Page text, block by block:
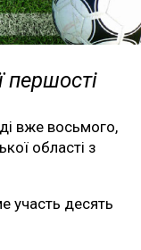
першості
вже восьмого,
області з
участь десять